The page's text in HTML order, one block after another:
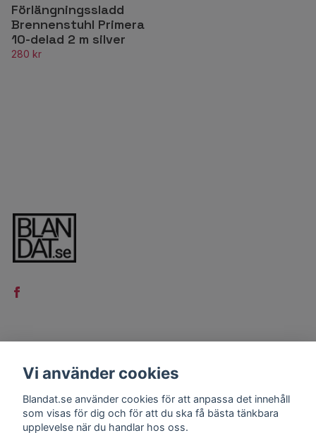
Förlängningssladd
Brennenstuhl Primera
10-delad 2 m silver
280 kr
Kontakt
Köpvillkor
Vi använder cookies
Blandat.se använder cookies för att anpassa det innehåll
som visas för dig och för att du ska få bästa tänkbara
upplevelse när du handlar hos oss.